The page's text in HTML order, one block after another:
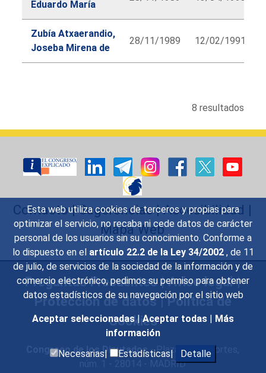
Esta web utiliza cookies de terceros y propias para
optimizar el servicio, no recaba ni cede datos de carácter
personal de los usuarios sin su conocimiento. Conforme a
lo dispuesto en el artículo 22.2 de la Ley 34/2002 , de 11
de julio, de servicios de la sociedad de la información y de
comercio electrónico, pedimos su permiso para obtener
datos estadísticos de su navegación por el sitio web
Aceptar seleccionadas | Aceptar todas | Más
información
Necesarias|
Estadísticas| Detalle
Eduardo María
Zubía Atxaerandio,
Joseba Mirena de
28/11/1989 12/02/1991
8 resultados
Contacto|Sugerencias|Accesibilidad |
Mapa Web
Preguntas Frecuentes|Aviso legal|
Protección de datos|Política de
Cookies
Congreso de los Diputados- Plaza de las Cortes,
núm. 1 - 28014 - MADRID